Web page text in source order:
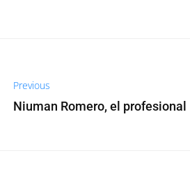
Previous
Niuman Romero, el profesional